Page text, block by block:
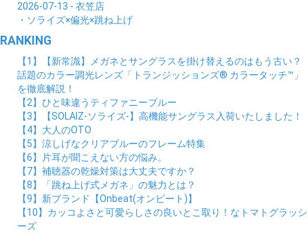
2026-07-13 - 衣笠店
・ソライズ×偏光×跳ね上げ
RANKING
【1】【新常識】メガネとサングラスを掛け替えるのはもう古い？
話題のカラー調光レンズ「トランジッションズ® カラータッチ™」
を徹底解説！
【2】ひと味違うティファニーブルー
【3】【SOLAIZ-ソライズ-】高機能サングラス入荷いたしました！
【4】大人のOTO
【5】涼しげなクリアブルーのフレーム特集
【6】片耳が聞こえない方の悩み。
【7】補聴器の乾燥対策は大丈夫ですか？
【8】「跳ね上げ式メガネ」の魅力とは？
【9】新ブランド【Onbeat(オンビート)】
【10】カッコよさと可愛らしさの良いとこ取り！なトマトグラッシ
ーズ